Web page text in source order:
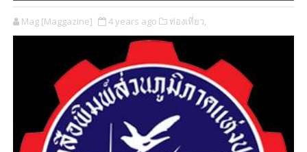
Mag [Maggazine] 4 years ago ท่องเที่ยว,